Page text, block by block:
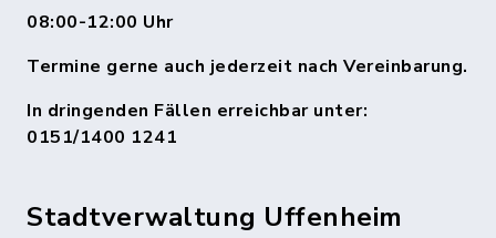
08:00-12:00 Uhr
Termine gerne auch jederzeit nach Vereinbarung.
In dringenden Fällen erreichbar unter:
0151/1400 1241
Stadtverwaltung Uffenheim